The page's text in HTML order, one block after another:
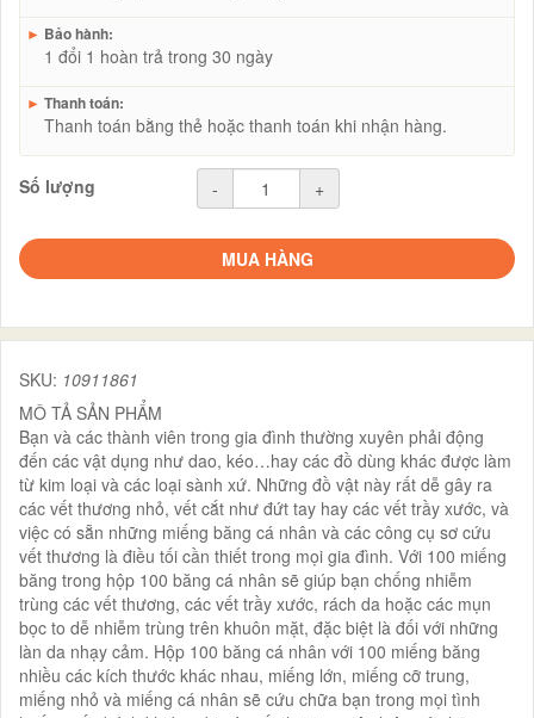
► Bảo hành:
1 đổi 1 hoàn trả trong 30 ngày
► Thanh toán:
Thanh toán bằng thẻ hoặc thanh toán khi nhận hàng.
Số lượng - +
MUA HÀNG
SKU: 10911861
MÔ TẢ SẢN PHẨM
Bạn và các thành viên trong gia đình thường xuyên phải động
đến các vật dụng như dao, kéo…hay các đồ dùng khác được làm
từ kim loại và các loại sành xứ. Những đồ vật này rất dễ gây ra
các vết thương nhỏ, vết cắt như đứt tay hay các vết trầy xước, và
việc có sẵn những miếng băng cá nhân và các công cụ sơ cứu
vết thương là điều tối cần thiết trong mọi gia đình. Với 100 miếng
băng trong hộp 100 băng cá nhân sẽ giúp bạn chống nhiễm
trùng các vết thương, các vết trầy xước, rách da hoặc các mụn
bọc to dễ nhiễm trùng trên khuôn mặt, đặc biệt là đối với những
làn da nhạy cảm. Hộp 100 băng cá nhân với 100 miếng băng
nhiều các kích thước khác nhau, miếng lớn, miếng cỡ trung,
miếng nhỏ và miếng cá nhân sẽ cứu chữa bạn trong mọi tình